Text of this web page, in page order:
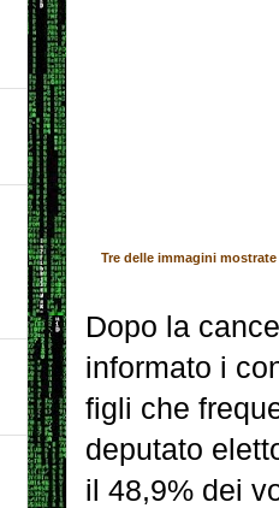
Tre delle immagini
Dopo la
informato i
figli che
deputato
il 48,9% dei